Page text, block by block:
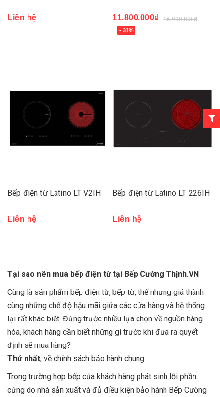
Liên hệ 11.800.000₫ 16.990.000₫
- 31%
Bếp điện từ Latino LT V2IH
Liên hệ
Bếp điện từ Latino LT 226IH
Liên hệ
Tại sao nên mua bếp điện từ tại Bếp Cường Thịnh.VN
Cùng là sản phẩm bếp điện từ, bếp từ, thế nhưng giá thành
cùng những chế độ hậu mãi giữa các cửa hàng và hệ thống
lại rất khác biệt. Đứng trước nhiều lựa chọn về nguồn hàng
hóa, khách hàng cần biết những gì trước khi đưa ra quyết
định sẽ mua hàng?
Thứ nhất, về chính sách bảo hành chung:
Trong trường hợp bếp của khách hàng phát sinh lỗi phần
cứng do nhà sản xuất và đủ điều kiện bảo hành Bếp Cường